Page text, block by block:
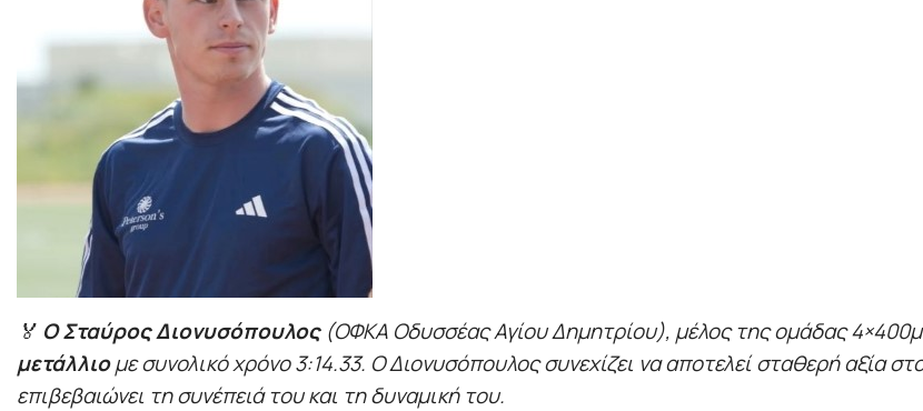
🏅 Ο Σταύρος Διονυσόπουλος(ΟΦΚΑ Οδυσσέας Αγίου Δημητρίου), μέλος της ομάδας
μετάλλιομε συνολικό χρόνο 3:14.33. Ο Διονυσόπουλος συνεχίζει να αποτελεί σταθερή αξία
επιβεβαιώνει τη συνέπειά του και τη δυναμική του.